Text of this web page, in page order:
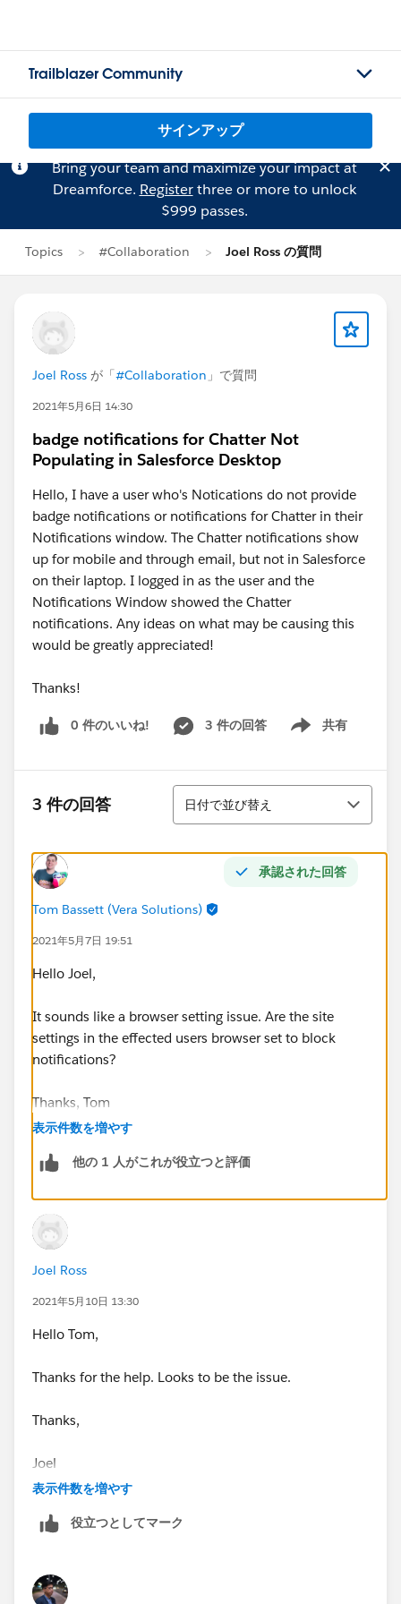
Trailblazer Community
サインアップ
Bring your team and maximize your impact at
Dreamforce. Registerthree or more to unlock
$999 passes.
Topics #Collaboration Joel Ross の質問
Joel Ross が「#Collaboration 」で質問
2021年5月6日 14:30
badge notifications for Chatter Not
Populating in Salesforce Desktop
Hello, I have a user who's Notications do not provide
badge notifications or notifications for Chatter in their
Notifications window. The Chatter notifications show
up for mobile and through email, but not in Salesforce
on their laptop. I logged in as the user and the
Notifications Window showed the Chatter
notifications. Any ideas on what may be causing this
would be greatly appreciated!
Thanks!
0 件のいいね! 3 件の回答 共有
Show menu
3 件の回答
並び替え
日付で並び替え
承認された回答
Tom Bassett (Vera Solutions)
2021年5月7日 19:51
Hello Joel,
It sounds like a browser setting issue. Are the site
settings in the effected users browser set to block
notifications?
Thanks, Tom
表示件数を増やす
他の 1 人がこれが役立つと評価
Joel Ross
2021年5月10日 13:30
Hello Tom,
Thanks for the help. Looks to be the issue.
Thanks,
Joel
表示件数を増やす
役立つとしてマーク